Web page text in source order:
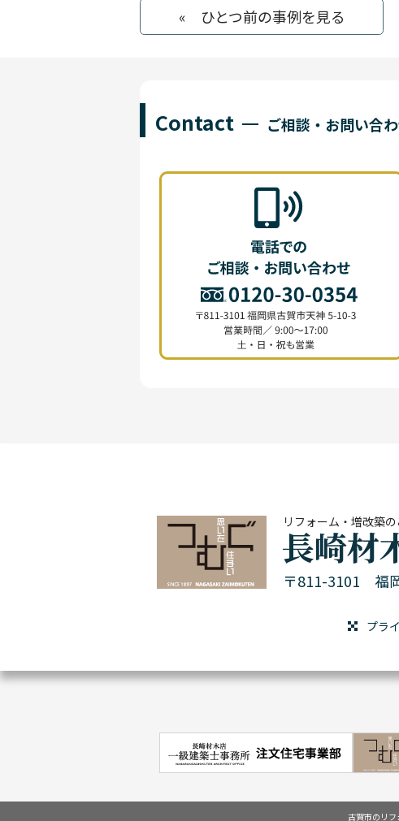
« ひとつ前の事例を見る
Contact ご相談・お問い合
リフォーム・増改築
〒811-3101 福
プラ
古賀市のリ